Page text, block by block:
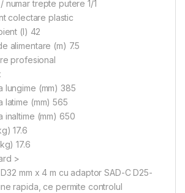
numar trepte putere 1/1
colectare plastic
(l) 42
alimentare (m) 7.5
profesional
lungime (mm) 385
latime (mm) 565
inaltime (mm) 650
17.6
17.6
>
mm x 4 m cu adaptor SAD-C D25-
rapida, ce permite controlul